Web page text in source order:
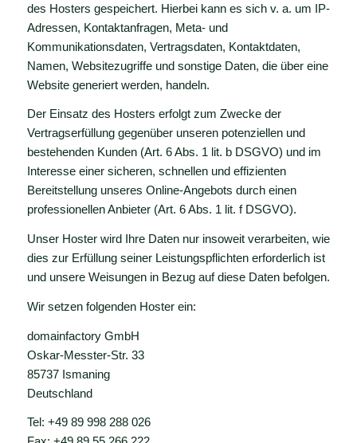
des Hosters gespeichert. Hierbei kann es sich v. a. um IP-
Adressen, Kontaktanfragen, Meta- und
Kommunikationsdaten, Vertragsdaten, Kontaktdaten,
Namen, Websitezugriffe und sonstige Daten, die über eine
Website generiert werden, handeln.
Der Einsatz des Hosters erfolgt zum Zwecke der
Vertragserfüllung gegenüber unseren potenziellen und
bestehenden Kunden (Art. 6 Abs. 1 lit. b DSGVO) und im
Interesse einer sicheren, schnellen und effizienten
Bereitstellung unseres Online-Angebots durch einen
professionellen Anbieter (Art. 6 Abs. 1 lit. f DSGVO).
Unser Hoster wird Ihre Daten nur insoweit verarbeiten, wie
dies zur Erfüllung seiner Leistungspflichten erforderlich ist
und unsere Weisungen in Bezug auf diese Daten befolgen.
Wir setzen folgenden Hoster ein:
domainfactory GmbH
Oskar-Messter-Str. 33
85737 Ismaning
Deutschland
Tel: +49 89 998 288 026